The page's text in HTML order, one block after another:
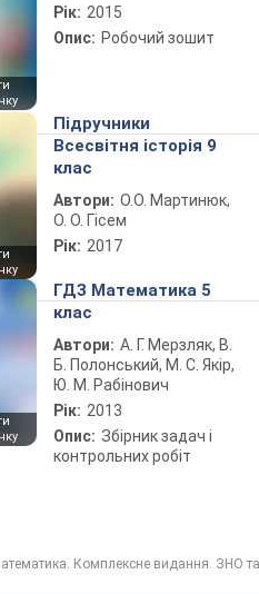
Рік: 2015
Опис: Робочий зошит
Підручники
Всесвітня історія 9
клас
Автори: О.О. Мартинюк,
О. О. Гісем
Рік: 2017
ГДЗ Математика 5
клас
Автори: А. Г. Мерзляк, В.
Б. Полонський, М. С. Якір,
Ю. М. Рабінович
Рік: 2013
Опис: Збірник задач і
контрольних робіт
Комплексне видання. ЗНО